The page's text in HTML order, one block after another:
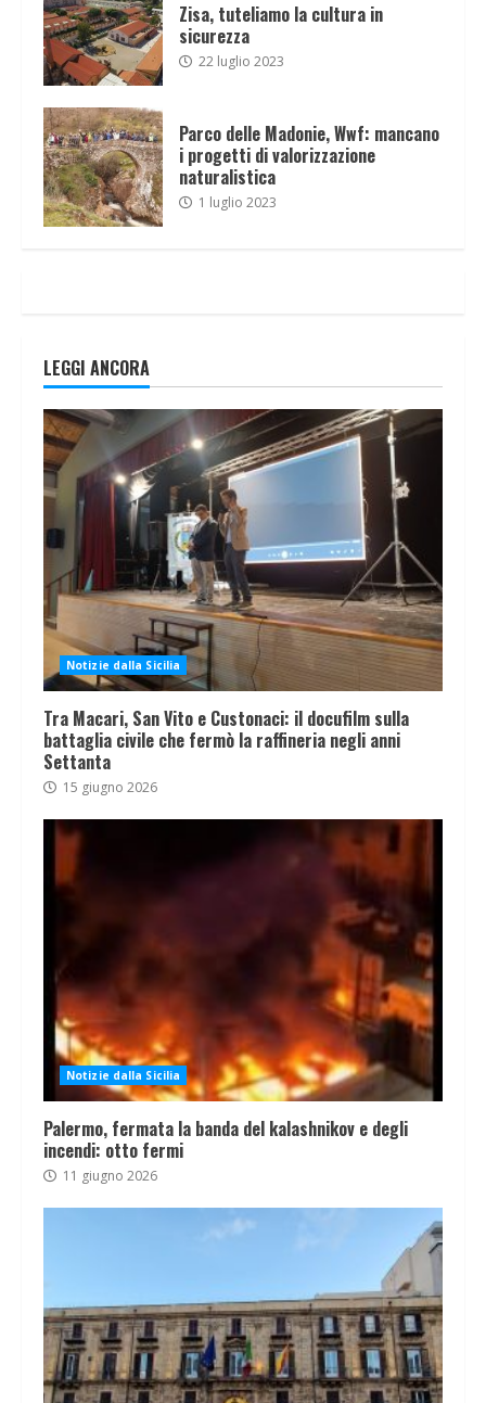
Zisa, tuteliamo la cultura in
sicurezza
22 luglio 2023
Parco delle Madonie, Wwf: mancano
i progetti di valorizzazione
naturalistica
1 luglio 2023
LEGGI ANCORA
Notizie dalla Sicilia
Tra Macari, San Vito e Custonaci: il docufilm sulla
battaglia civile che fermò la raffineria negli anni
Settanta
15 giugno 2026
Notizie dalla Sicilia
Palermo, fermata la banda del kalashnikov e degli
incendi: otto fermi
11 giugno 2026